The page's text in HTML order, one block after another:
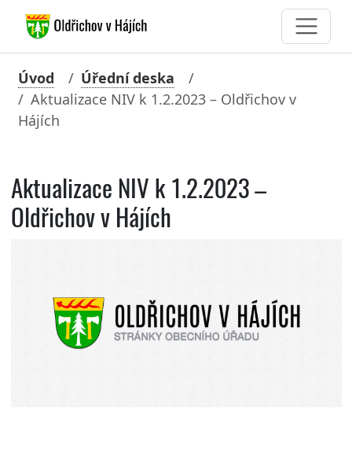
Úvod
Úřední deska
Aktualizace NIV k 1.2.2023 – Oldřichov v
Hájích
Aktualizace NIV k 1.2.2023 –
Oldřichov v Hájích